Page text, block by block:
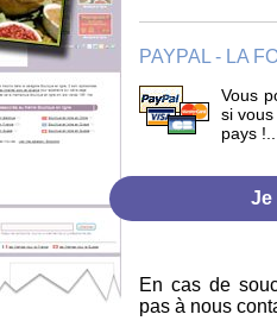
PAYPAL - LA
Vous
si
pays
En cas de
pas à nous